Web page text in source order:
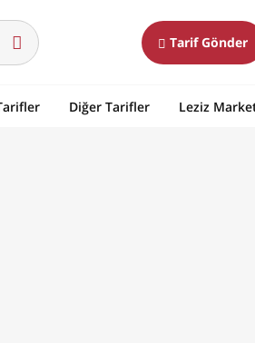
Tarif Gönder
Diğer Tarifler Leziz